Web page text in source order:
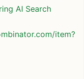
AI Search
item?